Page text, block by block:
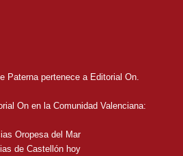
Paterna pertenece a Editorial On.
On en la Comunidad Valenciana:
Oropesa del Mar
de Castellón hoy